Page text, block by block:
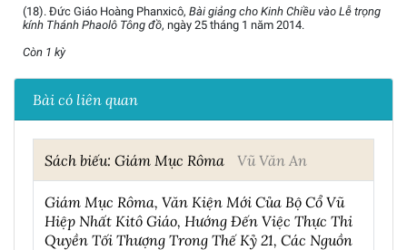
(18). Đức Giáo Hoàng Phanxicô, Bài giảng cho Kinh Chiều vào Lễ trọng
kính Thánh Phaolô Tông đồ, ngày 25 tháng 1 năm 2014.
Còn 1 kỳ
Bài có liên quan
Sách biếu: Giám Mục Rôma Vũ Văn An
Giám Mục Rôma, Văn Kiện Mới Của Bộ Cổ Vũ
Hiệp Nhất Kitô Giáo, Hướng Đến Việc Thực Thi
Quyền Tối Thượng Trong Thế Kỷ 21, Các Nguồn